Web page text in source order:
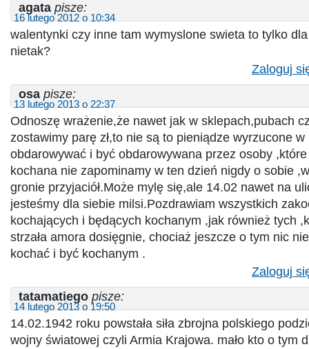
agata pisze:
16 lutego 2012 o 10:34
walentynki czy inne tam wymyslone swieta to tylko
nietak?
Zaloguj
osa pisze:
13 lutego 2013 o 22:37
Odnoszę wrażenie,że nawet jak w sklepach,pubach
zostawimy parę zł,to nie są to pieniądze wyrzucone w
obdarowywać i być obdarowywana przez osoby
kochana nie zapominamy w ten dzień nigdy o sobie
gronie przyjaciół.Może mylę się,ale 14.02 nawet na
jesteśmy dla siebie milsi.Pozdrawiam wszystkich
kochających i będących kochanym ,jak również tych
strzała amora dosięgnie, chociaż jeszcze o tym nic
kochać i być kochanym .
Zaloguj
tatamatiego pisze:
14 lutego 2013 o 19:50
14.02.1942 roku powstała siła zbrojna polskiego
wojny światowej czyli Armia Krajowa. mało kto o tym